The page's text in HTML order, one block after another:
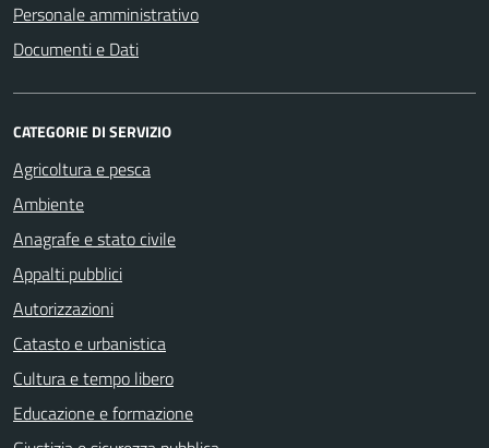
Personale amministrativo
Documenti e Dati
CATEGORIE DI SERVIZIO
Agricoltura e pesca
Ambiente
Anagrafe e stato civile
Appalti pubblici
Autorizzazioni
Catasto e urbanistica
Cultura e tempo libero
Educazione e formazione